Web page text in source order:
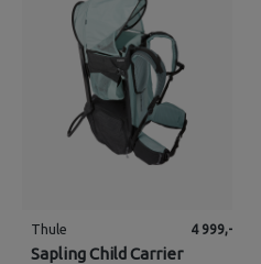
Thule
Sapling Child Carrier
4 999,-